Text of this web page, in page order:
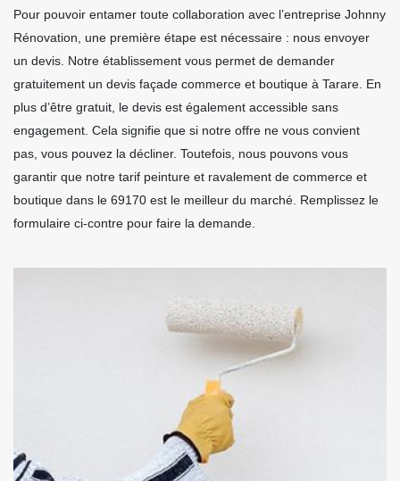
Pour pouvoir entamer toute collaboration avec l’entreprise Johnny
Rénovation, une première étape est nécessaire : nous envoyer
un devis. Notre établissement vous permet de demander
gratuitement un devis façade commerce et boutique à Tarare. En
plus d’être gratuit, le devis est également accessible sans
engagement. Cela signifie que si notre offre ne vous convient
pas, vous pouvez la décliner. Toutefois, nous pouvons vous
garantir que notre tarif peinture et ravalement de commerce et
boutique dans le 69170 est le meilleur du marché. Remplissez le
formulaire ci-contre pour faire la demande.